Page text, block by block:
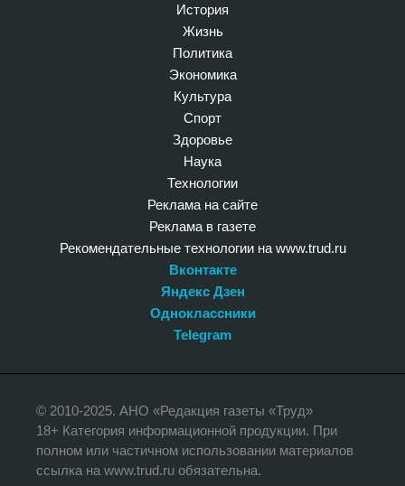
История
Жизнь
Политика
Экономика
Культура
Спорт
Здоровье
Наука
Технологии
Реклама на сайте
Реклама в газете
Рекомендательные технологии на www.trud.ru
Вконтакте
Яндекс Дзен
Одноклассники
Telegram
© 2010-2025. АНО «Редакция газеты «Труд»
18+ Категория информационной продукции. При
полном или частичном использовании материалов
ссылка на www.trud.ru обязательна.